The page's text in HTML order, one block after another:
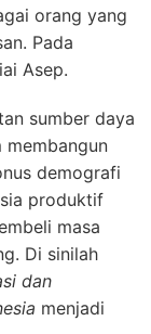
orang yang
Pada
Asep.
sumber daya
membangun
demografi
produktif
masa
Di sinilah
dan
menjadi